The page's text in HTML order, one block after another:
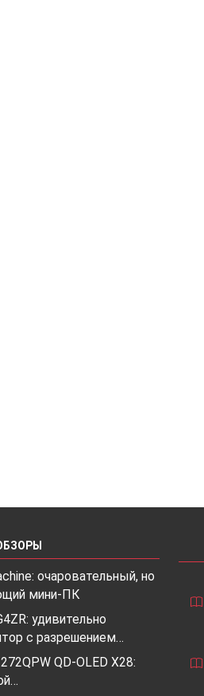
очаровательный, но
мини-ПК
удивительно
с разрешением…
QD-OLED X28: